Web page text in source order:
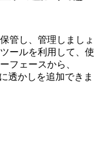
管し、管理しましょ
ールを利用して、使
フェースから、
透かしを追加できま